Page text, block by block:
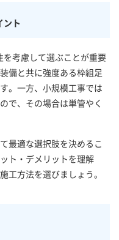
ント
を考慮して選ぶことが重要
備と共に強度ある枠組足
。一方、小規模工事では
で、その場合は単管やく
最適な選択肢を決めるこ
ト・デメリットを理解
工方法を選びましょう。